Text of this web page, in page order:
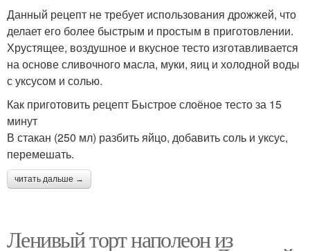
Данный рецепт не требует использования дрожжей, что
делает его более быстрым и простым в приготовлении.
Хрустящее, воздушное и вкусное тесто изготавливается
на основе сливочного масла, муки, яиц и холодной воды
с уксусом и солью.
Как приготовить рецепт Быстрое слоёное тесто за 15
минут
В стакан (250 мл) разбить яйцо, добавить соль и уксус,
перемешать.
читать дальше →
Ленивый торт наполеон из